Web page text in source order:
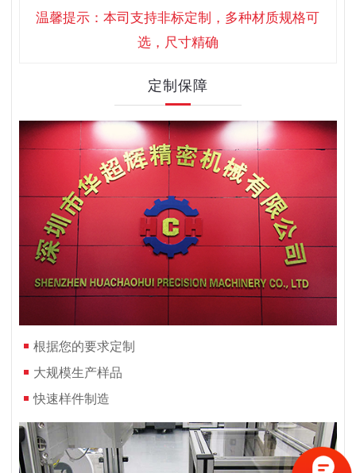
温馨提示：本司支持非标定制，多种材质规格可
选，尺寸精确
定制保障
根据您的要求定制
大规模生产样品
快速样件制造